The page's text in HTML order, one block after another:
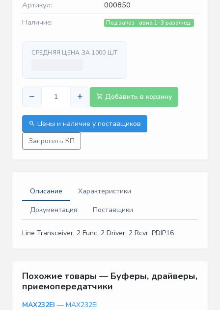
Артикул:
000850
Наличие:
Под заказ · авиа 1–3 раза/нед.
СРЕДНЯЯ ЦЕНА ЗА 1000 ШТ
− + Добавить в корзину
Цены и наличие у поставщиков
Запросить КП
Описание
Характеристики
Документация
Поставщики
Line Transceiver, 2 Func, 2 Driver, 2 Rcvr, PDIP16
Похожие товары — Буферы, драйверы,
приемопередатчики
MAX232EI — MAX232EI